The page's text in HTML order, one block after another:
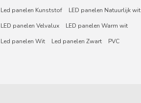
Led panelen Kunststof
LED panelen Natuurlijk wit
LED panelen Velvalux
LED panelen Warm wit
Led panelen Wit
Led panelen Zwart PVC